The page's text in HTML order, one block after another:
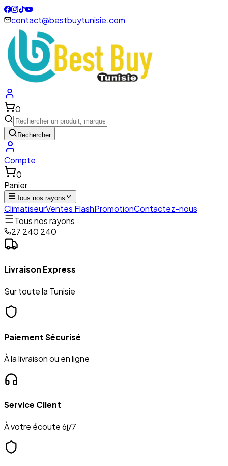
contact@bestbuytunisie.com
0
Rechercher
Compte
0
Panier
Tous nos rayons
ClimatiseurVentes FlashPromotionContactez-nous
Tous nos rayons
27 240 240
Livraison Express
Sur toute la Tunisie
Paiement Sécurisé
À la livraison ou en ligne
Service Client
À votre écoute 6j/7